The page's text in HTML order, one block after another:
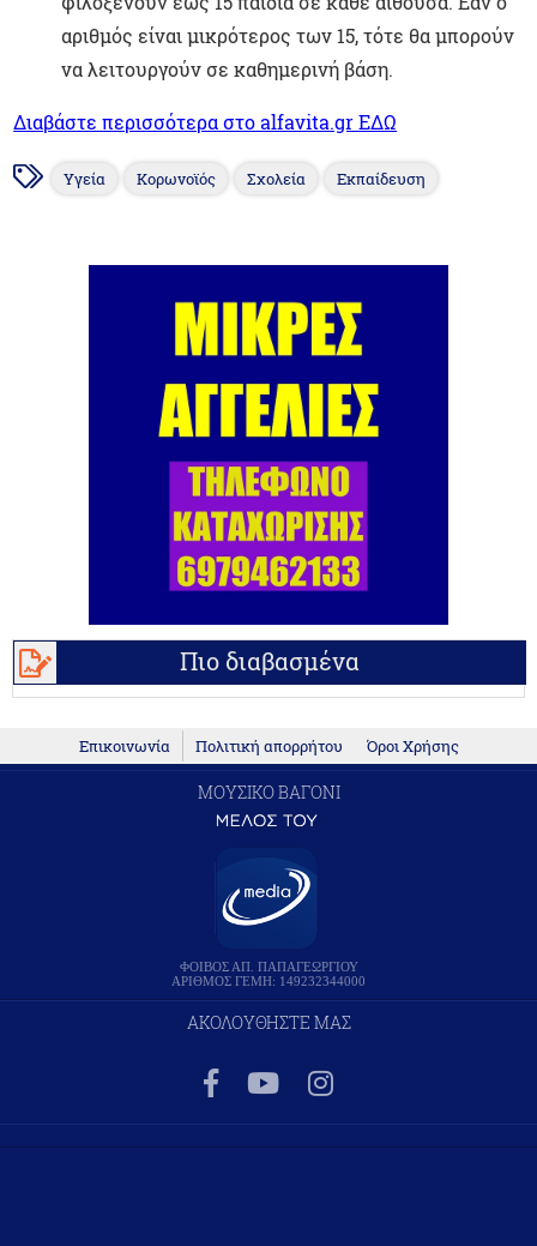
αριθμός είναι μικρότερος των 15, τότε θα μπορούν
να λειτουργούν σε καθημερινή βάση.
Διαβάστε περισσότερα στο alfavita.gr ΕΔΩ
Υγεία Κορωνοϊός Σχολεία Εκπαίδευση
Πιο διαβασμένα
Επικοινωνία Πολιτική απορρήτου Όροι Χρήσης
ΜΟΥΣΙΚΟ ΒΑΓΟΝΙ
ΦΟΙΒΟΣ ΑΠ. ΠΑΠΑΓΕΩΡΓΙΟΥ
ΑΡΙΘΜΟΣ ΓΕΜΗ: 149232344000
ΑΚΟΛΟΥΘΗΣΤΕ ΜΑΣ